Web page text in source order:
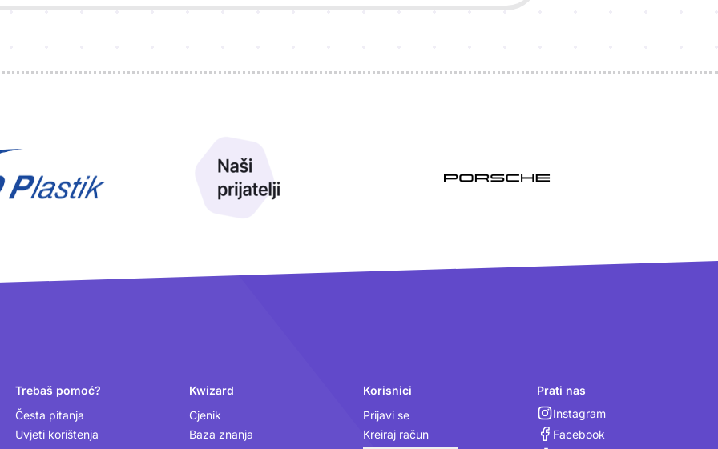
Trebaš pomoć?
Česta pitanja
Uvjeti korištenja
Kwizard
Cjenik
Baza znanja
Korisnici
Prijavi se
Kreiraj račun
Prati nas
Instagram
Facebook